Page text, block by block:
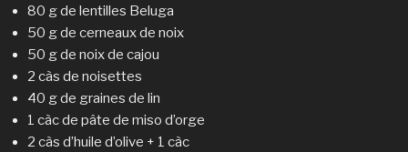
80 g de lentilles Beluga
50 g de cerneaux de noix
50 g de noix de cajou
2 càs de noisettes
40 g de graines de lin
1 càc de pâte de miso d’orge
2 càs d’huile d’olive + 1 càc